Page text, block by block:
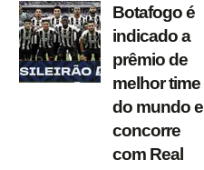
Botafogo é
indicado a
prêmio de
melhor time
do mundo e
concorre
com Real